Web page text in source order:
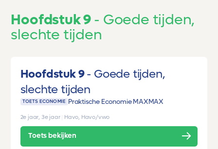
Hoofdstuk 9
Goede tijden,
slechte tijden
Hoofdstuk 9
Goede tijden,
slechte tijden
TOETS ECONOMIE Praktische Economie MAXMAX
2e jaar, 3e jaar Havo, Havo/vwo
Toets bekijken